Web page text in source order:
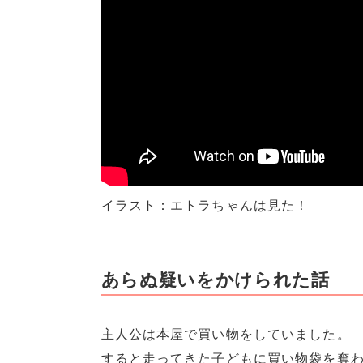
イラスト：エトラちゃんは見た！
あらぬ疑いをかけられた話
主人公は本屋で買い物をしていました。
すると走ってきた子どもに買い物袋を奪